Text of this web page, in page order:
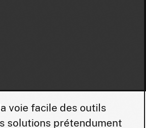
voie facile des outils
solutions prétendument